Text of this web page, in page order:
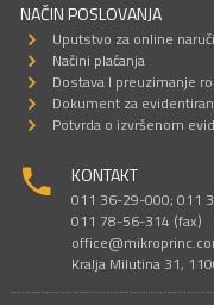
NAČIN POSLOVANJA
Uputstvo za online
Načini plaćanja
Dostava I preuzimanje
Dokument za
Potvrda o izvršenom
KONTAKT
011 36-29-000; 011
011 78-56-314 (fax)
Kralja Milutina 31,